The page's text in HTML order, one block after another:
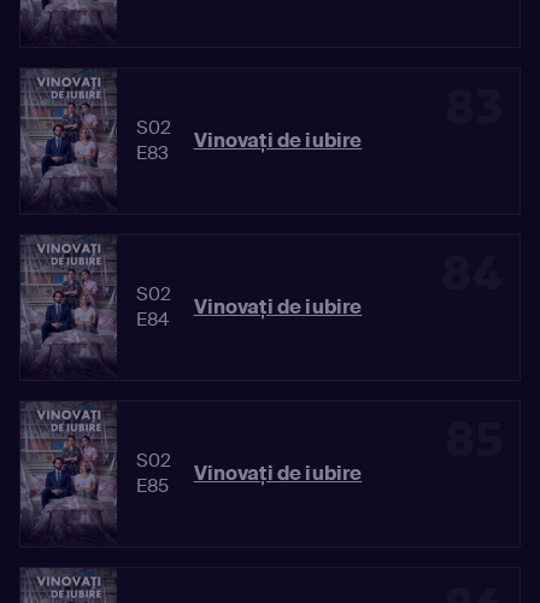
S02
E83
Vinovaţi de iubire
S02
E84
Vinovaţi de iubire
S02
E85
Vinovaţi de iubire